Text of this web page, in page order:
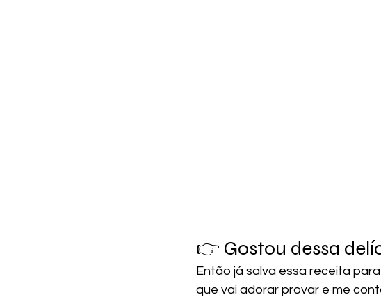
👉 Gostou dessa
Então já salva essa receita
que vai adorar provar e me